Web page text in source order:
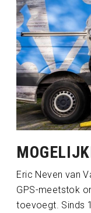
Eric Neven van
GPS-meetstok
toevoegt. Sinds